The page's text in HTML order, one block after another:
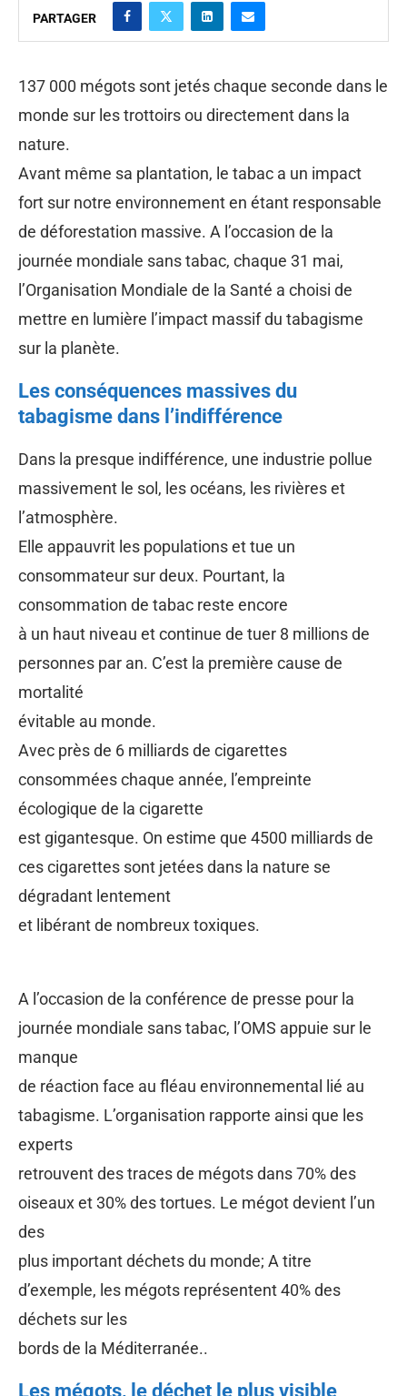
PARTAGER
137 000 mégots sont jetés chaque seconde dans le
monde sur les trottoirs ou directement dans la
nature.
Avant même sa plantation, le tabac a un impact
fort sur notre environnement en étant responsable
de déforestation massive. A l’occasion de la
journée mondiale sans tabac, chaque 31 mai,
l’Organisation Mondiale de la Santé a choisi de
mettre en lumière l’impact massif du tabagisme
sur la planète.
Les conséquences massives du
tabagisme dans l’indifférence
Dans la presque indifférence, une industrie pollue
massivement le sol, les océans, les rivières et
l’atmosphère.
Elle appauvrit les populations et tue un
consommateur sur deux. Pourtant, la
consommation de tabac reste encore
à un haut niveau et continue de tuer 8 millions de
personnes par an. C’est la première cause de
mortalité
évitable au monde.
Avec près de 6 milliards de cigarettes
consommées chaque année, l’empreinte
écologique de la cigarette
est gigantesque. On estime que 4500 milliards de
ces cigarettes sont jetées dans la nature se
dégradant lentement
et libérant de nombreux toxiques.
A l’occasion de la conférence de presse pour la
journée mondiale sans tabac, l’OMS appuie sur le
manque
de réaction face au fléau environnemental lié au
tabagisme. L’organisation rapporte ainsi que les
experts
retrouvent des traces de mégots dans 70% des
oiseaux et 30% des tortues. Le mégot devient l’un
des
plus important déchets du monde; A titre
d’exemple, les mégots représentent 40% des
déchets sur les
bords de la Méditerranée..
Les mégots, le déchet le plus visible